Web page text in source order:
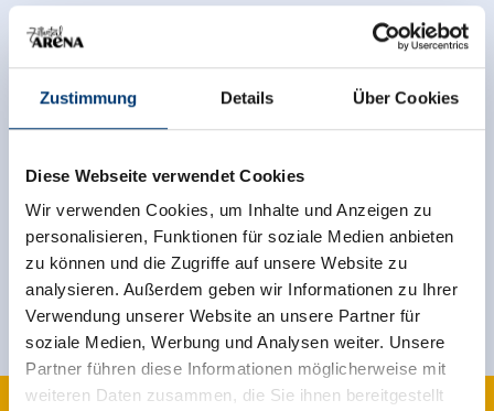
Zustimmung Details Über Cookies
Diese Webseite verwendet Cookies
Wir verwenden Cookies, um Inhalte und Anzeigen zu
personalisieren, Funktionen für soziale Medien anbieten
zu können und die Zugriffe auf unsere Website zu
analysieren. Außerdem geben wir Informationen zu Ihrer
Verwendung unserer Website an unsere Partner für
soziale Medien, Werbung und Analysen weiter. Unsere
Partner führen diese Informationen möglicherweise mit
weiteren Daten zusammen, die Sie ihnen bereitgestellt
Jetzt für den newsletter
anmelden!
Anmelden